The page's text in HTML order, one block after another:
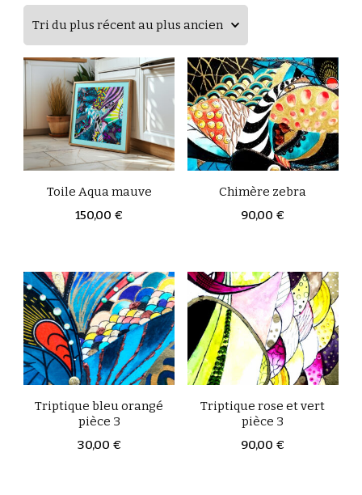
plus
récent
au
plus
ancien
Toile Aqua mauve
150,00 €
Chimère zebra
90,00 €
Triptique bleu orangé
pièce 3
30,00 €
Triptique rose et vert
pièce 3
90,00 €